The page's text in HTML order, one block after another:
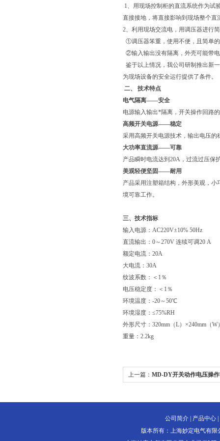
1、用现场控制柜的直流系统作为试
直接接地，将直接影响到现场整个
2、利用现场交流电，用调压器进行
①调压器笨重，使用不便，且简单
②输入输出没有隔离，外壳可能带
鉴于以上情况，我公司研制推出新
为现场设备的安全运行提供了条件。
二、 技术特点
电气隔离——安全
电源输入输出*隔离，开关操作回路
高频开关电源——稳定
采用高频开关电源技术，输出电压
大功率直流源——可靠
产品瞬时电流达到20A，过流过压保
美观轻便坚固——耐用
产品采用注塑箱结构，外形美观，
境可靠工作。
三、 技术指标
输入电源：AC220V±10% 50Hz
直流输出：0～270V 连续可调20 A
额定电流：20A
大电流：30A
纹波系数：＜1％
电压稳定度：＜1％
环境温度：-20～50℃
环境湿度：≤75%RH
外形尺寸：320mm（L）×240mm（W
重量：2.2kg
上一篇： MD-DY开关动作电压操
公司简介 产品中心
版本所有：上海妙定电气有